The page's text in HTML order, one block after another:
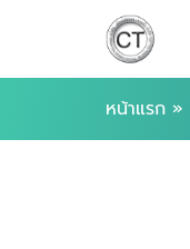
หน้าแรก »